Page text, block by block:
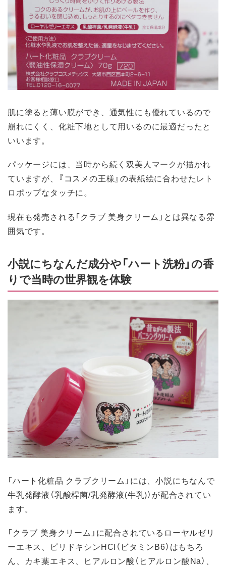
肌に塗ると薄い膜ができ、通気性にも優れているので
崩れにくく、化粧下地として用いるのに最適だったと
いいます。
パッケージには、当時から続く双美人マークが描かれ
ていますが、『コスメの王様』の表紙絵に合わせたレト
ロポップなタッチに。
現在も発売される「クラブ 美身クリーム」とは異なる雰
囲気です。
小説にちなんだ成分や「ハート洗粉」の香
りで当時の世界観を体験
「ハート化粧品 クラブクリーム」には、小説にちなんで
牛乳発酵液（乳酸桿菌/乳発酵液(牛乳)）が配合されてい
ます。
「クラブ 美身クリーム」に配合されているローヤルゼリ
ーエキス、ピリドキシンHCI（ビタミンB6）はもちろ
ん、カキ葉エキス、ヒアルロン酸（ヒアルロン酸Na）、